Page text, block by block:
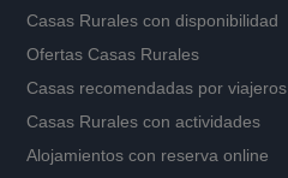
Casas Rurales con disponibilidad
Ofertas Casas Rurales
Casas recomendadas por viajeros
Casas Rurales con actividades
Alojamientos con reserva online